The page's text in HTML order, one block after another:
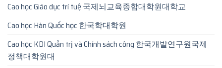
Cao học Giáo dục trí tuệ 국제뇌교육종합대학원대학교
Cao học Hàn Quốc học 한국학대학원
Cao học KDI Quản trị và Chính sách công 한국개발연구원국제
정책대학원대